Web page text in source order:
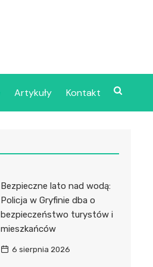
Artykuły Kontakt
Bezpieczne lato nad wodą:
Policja w Gryfinie dba o
bezpieczeństwo turystów i
mieszkańców
6 sierpnia 2026